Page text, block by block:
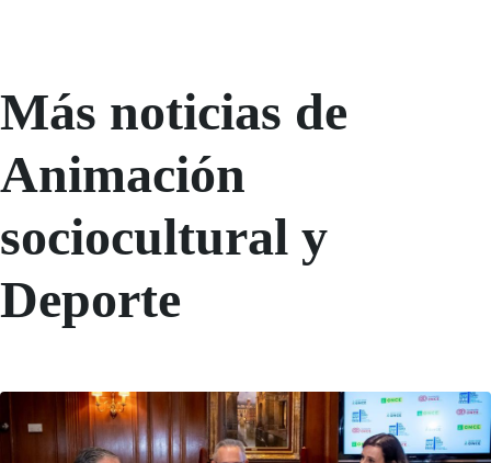
Más noticias de
Animación
sociocultural y
Deporte